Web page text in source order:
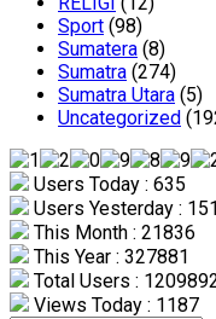
Sport (98)
Sumatera (8)
Sumatra (274)
Sumatra Utara (5)
Uncategorized
Users Today : 635
Users Yesterday :
This Month : 21836
This Year : 327881
Total Users :
Views Today : 1187